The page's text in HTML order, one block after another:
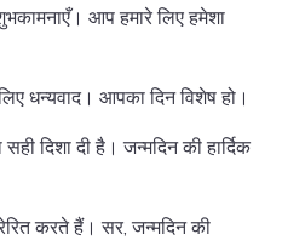
आप हमारे लिए हमेशा
धन्यवाद। आपका दिन विशेष हो।
दिशा दी है। जन्मदिन की हार्दिक
करते हैं। सर, जन्मदिन की